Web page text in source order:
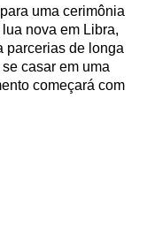
uma cerimônia
nova em Libra,
parcerias de longa
casar em uma
começará com